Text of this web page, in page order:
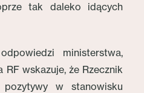
tak daleko idących
ministerstwa,
wskazuje, że Rzecznik
pozytywy w stanowisku